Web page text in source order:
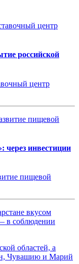
российской
центр
инвестиции
пищевой
вкусом
в соблюдении